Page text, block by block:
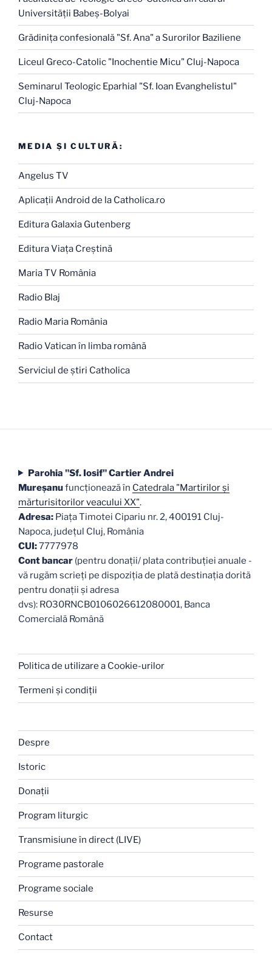
Universităţii Babeş-Bolyai
Grădiniţa confesională "Sf. Ana" a Surorilor Baziliene
Liceul Greco-Catolic "Inochentie Micu" Cluj-Napoca
Seminarul Teologic Eparhial "Sf. Ioan Evanghelistul"
Cluj-Napoca
MEDIA ŞI CULTURĂ:
Angelus TV
Aplicaţii Android de la Catholica.ro
Editura Galaxia Gutenberg
Editura Viaţa Creştină
Maria TV România
Radio Blaj
Radio Maria România
Radio Vatican în limba română
Serviciul de ştiri Catholica
Parohia "Sf. Iosif" Cartier Andrei
Mureşanufuncţionează în Catedrala "Martirilor şi
mărturisitorilor veacului XX".
Adresa: Piaţa Timotei Cipariu nr. 2, 400191 Cluj-
Napoca, judeţul Cluj, România
CUI:7777978
Cont bancar (pentru donații/ plata contribuției anuale -
vă rugăm scrieți pe dispoziția de plată destinația dorită
pentru donații și adresa
dvs): RO30RNCB0106026612080001, Banca
Comercială Română
Politica de utilizare a Cookie-urilor
Termeni şi condiţii
Despre
Istoric
Donaţii
Program liturgic
Transmisiune în direct (LIVE)
Programe pastorale
Programe sociale
Resurse
Contact